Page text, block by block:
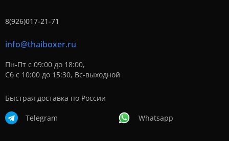
8(926)017-21-71
info@thaiboxer.ru
Пн-Пт с 09:00 до 18:00,
Сб с 10:00 до 15:30, Вс-выходной
Быстрая доставка по России
Telegram Whatsapp